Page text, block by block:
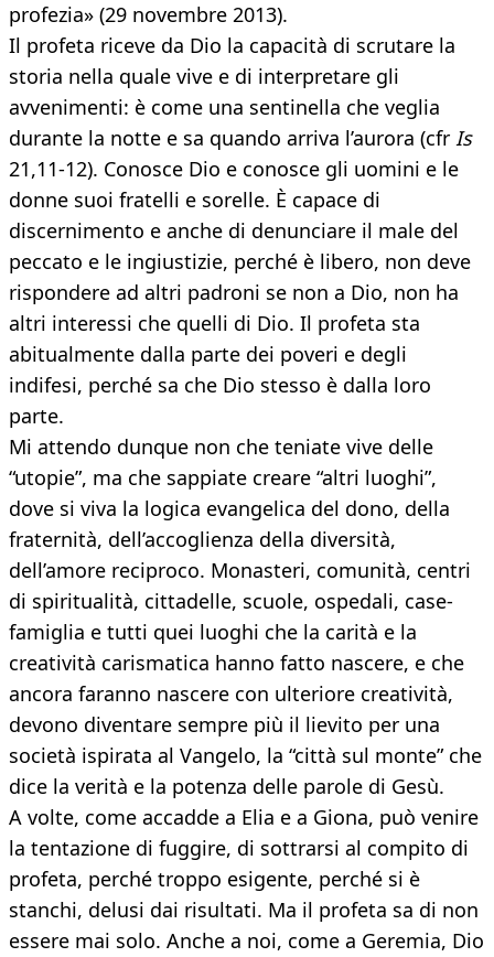
profezia» (29 novembre 2013).
Il profeta riceve da Dio la capacità di scrutare la
storia nella quale vive e di interpretare gli
avvenimenti: è come una sentinella che veglia
durante la notte e sa quando arriva l’aurora (cfr Is
21,11-12). Conosce Dio e conosce gli uomini e le
donne suoi fratelli e sorelle. È capace di
discernimento e anche di denunciare il male del
peccato e le ingiustizie, perché è libero, non deve
rispondere ad altri padroni se non a Dio, non ha
altri interessi che quelli di Dio. Il profeta sta
abitualmente dalla parte dei poveri e degli
indifesi, perché sa che Dio stesso è dalla loro
parte.
Mi attendo dunque non che teniate vive delle
“utopie”, ma che sappiate creare “altri luoghi”,
dove si viva la logica evangelica del dono, della
fraternità, dell’accoglienza della diversità,
dell’amore reciproco. Monasteri, comunità, centri
di spiritualità, cittadelle, scuole, ospedali, case-
famiglia e tutti quei luoghi che la carità e la
creatività carismatica hanno fatto nascere, e che
ancora faranno nascere con ulteriore creatività,
devono diventare sempre più il lievito per una
società ispirata al Vangelo, la “città sul monte” che
dice la verità e la potenza delle parole di Gesù.
A volte, come accadde a Elia e a Giona, può venire
la tentazione di fuggire, di sottrarsi al compito di
profeta, perché troppo esigente, perché si è
stanchi, delusi dai risultati. Ma il profeta sa di non
essere mai solo. Anche a noi, come a Geremia, Dio